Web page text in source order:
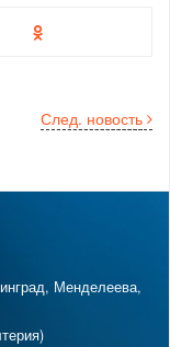
След. новость
Менделеева,